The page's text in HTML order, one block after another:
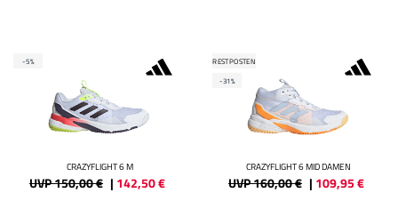
-5%
CRAZYFLIGHT 6 M
UVP 150,00 € | 142,50€
RESTPOSTEN
-31%
CRAZYFLIGHT 6 MID DAMEN
UVP 160,00 € | 109,95€